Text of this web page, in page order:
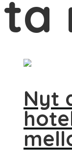
ta
Nyt